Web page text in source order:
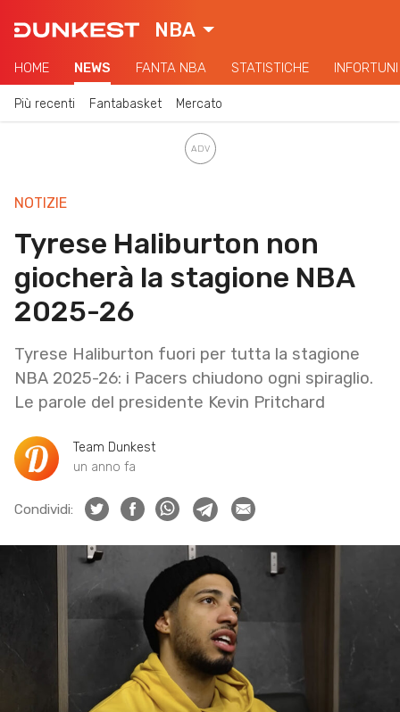
NBA
HOME NEWS FANTA NBA STATISTICHE INFORTUNI
Più recenti Fantabasket Mercato
NOTIZIE
Tyrese Haliburton non
giocherà la stagione NBA
2025-26
Tyrese Haliburton fuori per tutta la stagione
NBA 2025-26: i Pacers chiudono ogni spiraglio.
Le parole del presidente Kevin Pritchard
Team Dunkest
un anno fa
Condividi: